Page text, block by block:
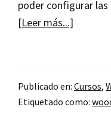
poder configurar
[Leer más...]
–
Publicado en: Cursos,
Etiquetado como: